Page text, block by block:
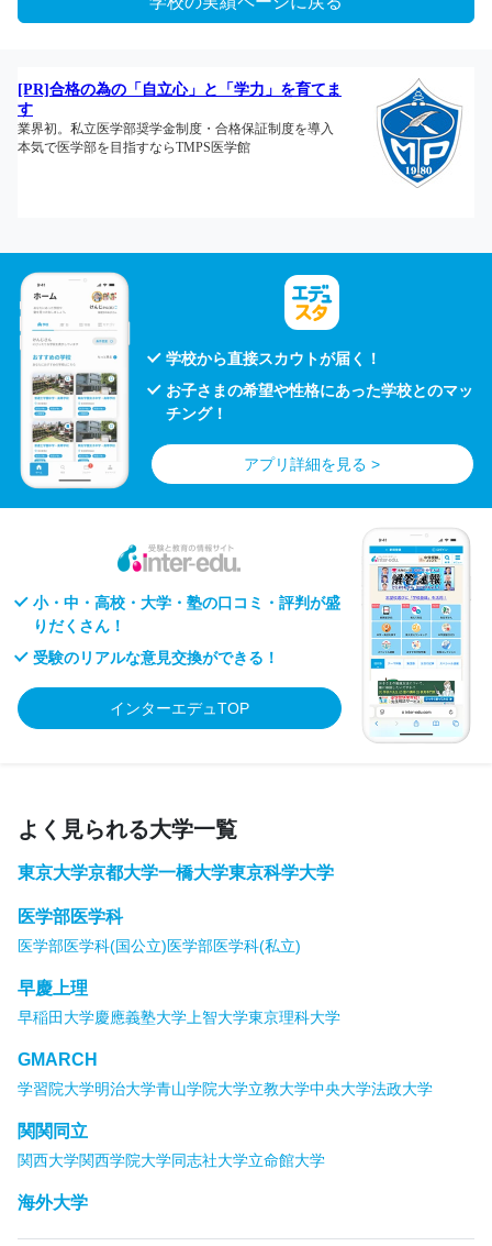
学校から直接スカウトが届く！
お子さまの希望や性格にあった学校とのマッ
チング！
アプリ詳細を見る >
小・中・高校・大学・塾の口コミ・評判が盛
りだくさん！
受験のリアルな意見交換ができる！
インターエデュTOP
よく見られる大学一覧
東京大学京都大学一橋大学東京科学大学
医学部医学科
医学部医学科(国公立)医学部医学科(私立)
早慶上理
早稲田大学慶應義塾大学 上智大学東京理科大学
GMARCH
学習院大学明治大学青山学院大学立教大学中央大学法政大学
関関同立
関西大学関西学院大学同志社大学立命館大学
海外大学